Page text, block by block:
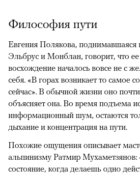
Философия пути
Евгения Полякова,
Эльбрус и Монблан, говорит, что
восхождение началось вовсе не с
себя. «В горах возникает то самое
сейчас». В обычной жизни оно
объясняет она. Во время подъема
информационный шум, остаются
дыхание и концентрация на пути.
Похожие ощущения описывает
альпинизму Ратмир Мухаметзянов:
состояние, когда делаешь одно